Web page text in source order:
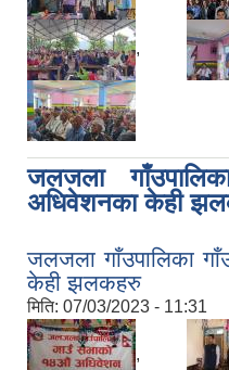
नियमित खाेप केन्द्र विवरण
,
जलजला
अधिवेशनका केही
जलजला गाँउपालिका
केही झलकहरु
मिति: 07/03/2023 - 11:31
,